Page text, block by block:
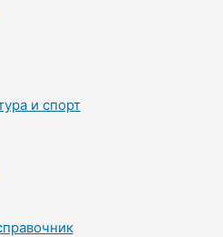
и спорт